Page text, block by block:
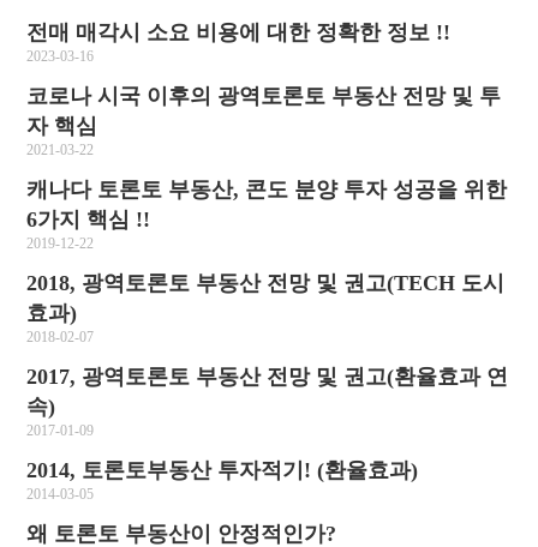
전매 매각시 소요 비용에 대한 정확한 정보 !!
2023-03-16
코로나 시국 이후의 광역토론토 부동산 전망 및 투
자 핵심
2021-03-22
캐나다 토론토 부동산, 콘도 분양 투자 성공을 위한
6가지 핵심 !!
2019-12-22
2018, 광역토론토 부동산 전망 및 권고(TECH 도시
효과)
2018-02-07
2017, 광역토론토 부동산 전망 및 권고(환율효과 연
속)
2017-01-09
2014, 토론토부동산 투자적기! (환율효과)
2014-03-05
왜 토론토 부동산이 안정적인가?